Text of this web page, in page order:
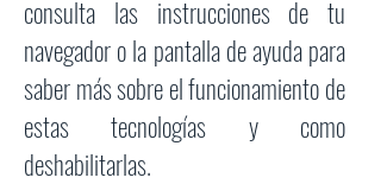
consulta las instrucciones de tu
navegador o la pantalla de ayuda para
saber más sobre el funcionamiento de
estas tecnologías y como
deshabilitarlas.